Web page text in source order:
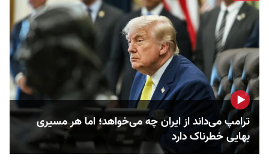
ترامپ می‌داند از ایران چه می‌خواهد؛ اما هر مسیری
بهایی خطرناک دارد